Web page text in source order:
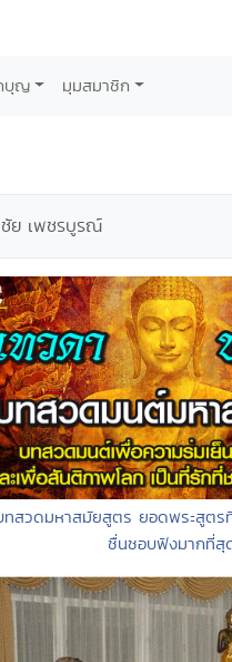
บุญ มุมสมาชิก
ย เพชรบูรณ์
ทสวดมหาสมัยสูตร ยอดพระสูตร
ชื่นชอบฟังมากที่สุ